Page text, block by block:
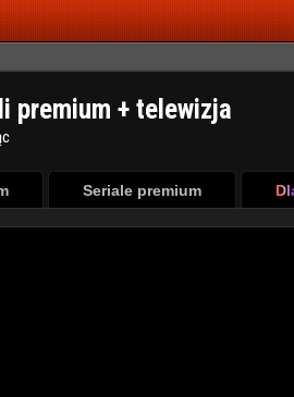
premium + telewizja
Seriale premium